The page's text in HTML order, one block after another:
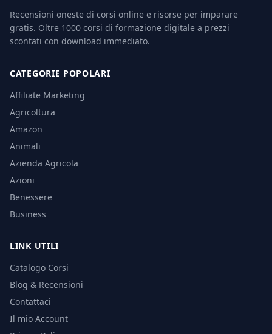
Recensioni oneste di corsi online e risorse per imparare
gratis. Oltre 1000 corsi di formazione digitale a prezzi
scontati con download immediato.
CATEGORIE POPOLARI
Affiliate Marketing
Agricoltura
Amazon
Animali
Azienda Agricola
Azioni
Benessere
Business
LINK UTILI
Catalogo Corsi
Blog & Recensioni
Contattaci
Il mio Account